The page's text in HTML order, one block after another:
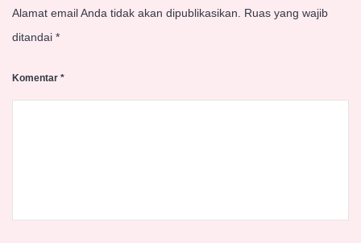
Alamat email Anda tidak akan dipublikasikan. Ruas yang wajib
ditandai *
Komentar *